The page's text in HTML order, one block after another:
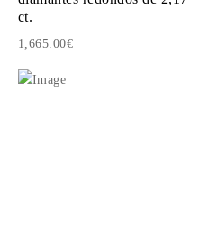
ct.
1,665.00€